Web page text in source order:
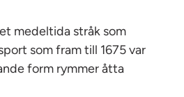
medeltida stråk som
som fram till 1675 var
form rymmer åtta